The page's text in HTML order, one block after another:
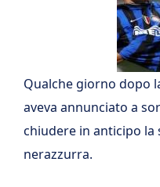
Qualche giorno dopo
aveva annunciato a
chiudere in anticipo la
nerazzurra.